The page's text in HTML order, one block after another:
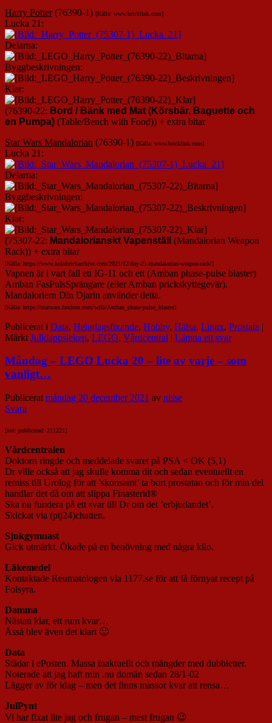
Harry Potter(76390-1) [Källa: www.bricklink.com]
Lucka 21:
Delarna:
Byggbeskrivningen:
Klar:
(76390-22: Bord / Bänk med Mat (Körsbär, Baguette och
en Pumpa) (Table/Bench with Food)) + extra bitar
Star Wars Mandalorian (76390-1) [Källa: www.bricklink.com]
Lucka 21:
Delarna:
Byggbeskrivningen:
Klar:
(75307-22: Mandalorianskt Vapenställ
(Mandalorian Weapon
Rack)) + extra bitar
[Källa: https://www.holobrickarchive.com/2021/12/day-21-mandalorian-weapon-rack/]
Vapnen är i vart fall ett IG-11 och ett (Amban phase-pulse blaster)
Amban FasPulsSprängare (eller Amban prickskyttegevär).
Mandaloriern Din Djarin använder detta.
[Källa: https://starwars.fandom.com/wiki/Amban_phase-pulse_blaster]
Publicerat i Data, Helgdagsfixande, Hobby, Hälsa, Linux, Prostata |
Märkt Julklappsleken, LEGO, Vårdcentral | Lämna ett svar
Måndag – LEGO Lucka 20 – lite av varje – som
vanligt…
Publicerat måndag 20 december 2021 av nisse
Svara
[not: publicerad: 211221]
Vårdcentralen
Doktorn ringde och meddelade svaret på PSA < OK (5,1)
Dr ville också att jag skulle komma dit och sedan eventuellt en
remiss till Urolog för att ’skonsamt’ ta bort prostatan och för min del
handlar det då om att slippa Finasterid®
Ska nu fundera på ett svar till Dr om det ’erbjudandet’.
Skickat via (ptj24)chatten.
Sjukgymnast
Gick utmärkt. Ökade på en benövning med några kilo.
Läkemedel
Kontaktade Reumatologen via 1177.se för att få förnyat recept på
Folsyra.
Damma
Nästan klar, ett rum kvar…
Åsså blev även det klart 🙂
Data
Städar i ePosten. Massa inaktuellt och mängder med dubbletter.
Noterade att jag haft min .nu domän sedan 28/1-02
Lägger av för idag – men det finns massor kvar att rensa…
JulPynt
Vi har fixat lite jag och frugan – mest frugan 😉